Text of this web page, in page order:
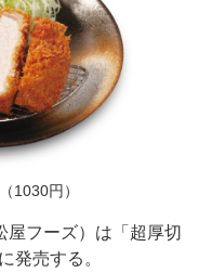
1030円）
フーズ）は「超厚切
発売する。